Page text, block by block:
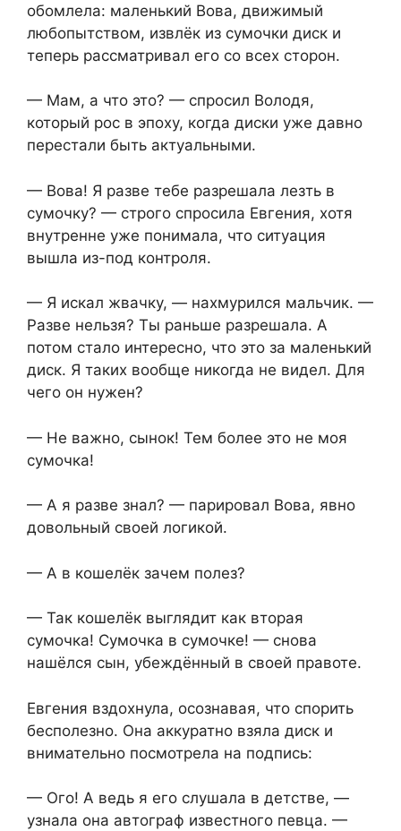
обомлела: маленький Вова, движимый
любопытством, извлёк из сумочки диск и
теперь рассматривал его со всех сторон.
— Мам, а что это? — спросил Володя,
который рос в эпоху, когда диски уже давно
перестали быть актуальными.
— Вова! Я разве тебе разрешала лезть в
сумочку? — строго спросила Евгения, хотя
внутренне уже понимала, что ситуация
вышла из-под контроля.
— Я искал жвачку, — нахмурился мальчик. —
Разве нельзя? Ты раньше разрешала. А
потом стало интересно, что это за маленький
диск. Я таких вообще никогда не видел. Для
чего он нужен?
— Не важно, сынок! Тем более это не моя
сумочка!
— А я разве знал? — парировал Вова, явно
довольный своей логикой.
— А в кошелёк зачем полез?
— Так кошелёк выглядит как вторая
сумочка! Сумочка в сумочке! — снова
нашёлся сын, убеждённый в своей правоте.
Евгения вздохнула, осознавая, что спорить
бесполезно. Она аккуратно взяла диск и
внимательно посмотрела на подпись:
— Ого! А ведь я его слушала в детстве, —
узнала она автограф известного певца. —